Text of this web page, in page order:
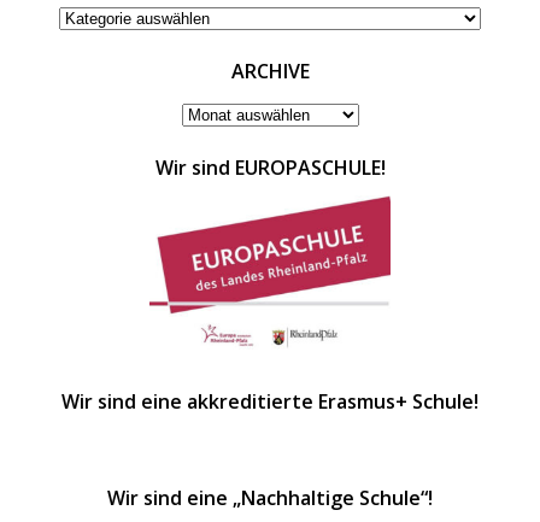
KATEGORIEN
ARCHIVE
ARCHIVE
Wir sind EUROPASCHULE!
Wir sind eine akkreditierte Erasmus+ Schule!
Wir sind eine „Nachhaltige Schule“!